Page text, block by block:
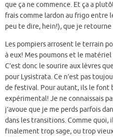
que ça ne commence. Et ça a
frais comme lardon au frigo entre
peu te dire, hein!), que je retourne
Les pompiers arrosent le terrain
à eux! Mes poumons et le
C’est donc le sourire aux lèvres
pour Lysistrata. Ce n’est pas
de festival. Pour autant, ils le font
expérimental! Je ne connaissais
j’avoue que je me perds parfois
dans les transitions. Comme quoi,
finalement trop sage, ou trop